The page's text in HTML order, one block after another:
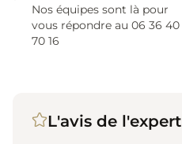
Nos équipes sont là pour
vous répondre au 06 36 40
70 16
L'avis de l'expert